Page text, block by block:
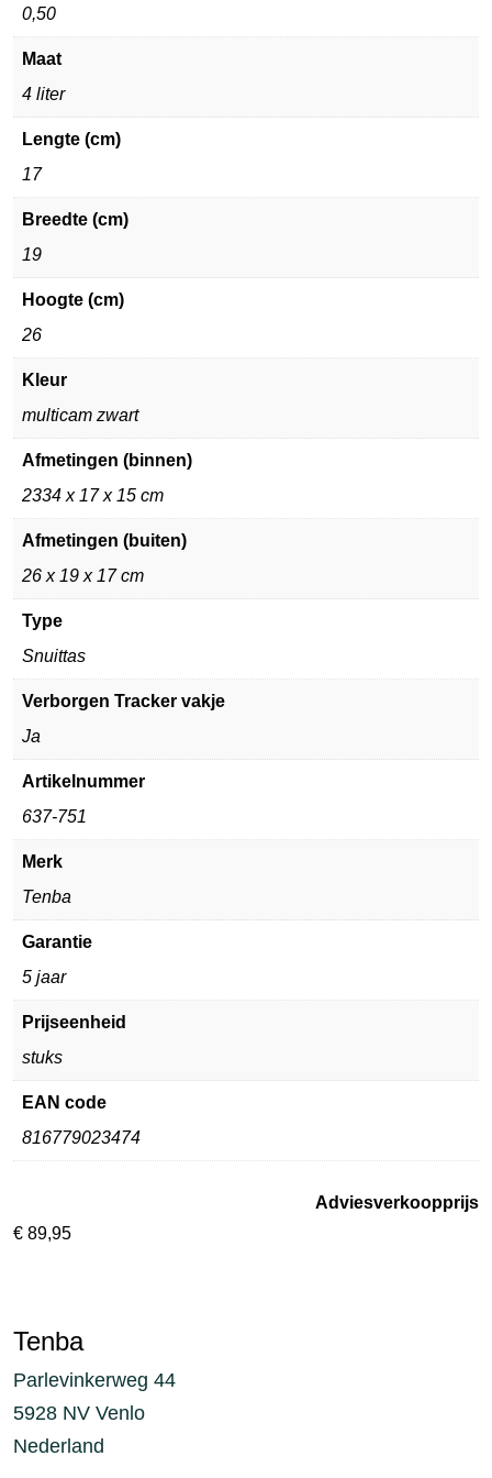
0,50
Maat
4 liter
Lengte (cm)
17
Breedte (cm)
19
Hoogte (cm)
26
Kleur
multicam zwart
Afmetingen (binnen)
2334 x 17 x 15 cm
Afmetingen (buiten)
26 x 19 x 17 cm
Type
Snuittas
Verborgen Tracker vakje
Ja
Artikelnummer
637-751
Merk
Tenba
Garantie
5 jaar
Prijseenheid
stuks
EAN code
816779023474
Adviesverkoopprijs
€ 89,95
Tenba
Parlevinkerweg 44
5928 NV Venlo
Nederland